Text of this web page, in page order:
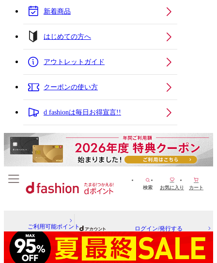
新着商品
はじめての方へ
アウトレットガイド
クーポンの使い方
d fashionは毎日お得宣言!!
検索 お気に入り カート
ご利用可能ポイント ログイン/発行する